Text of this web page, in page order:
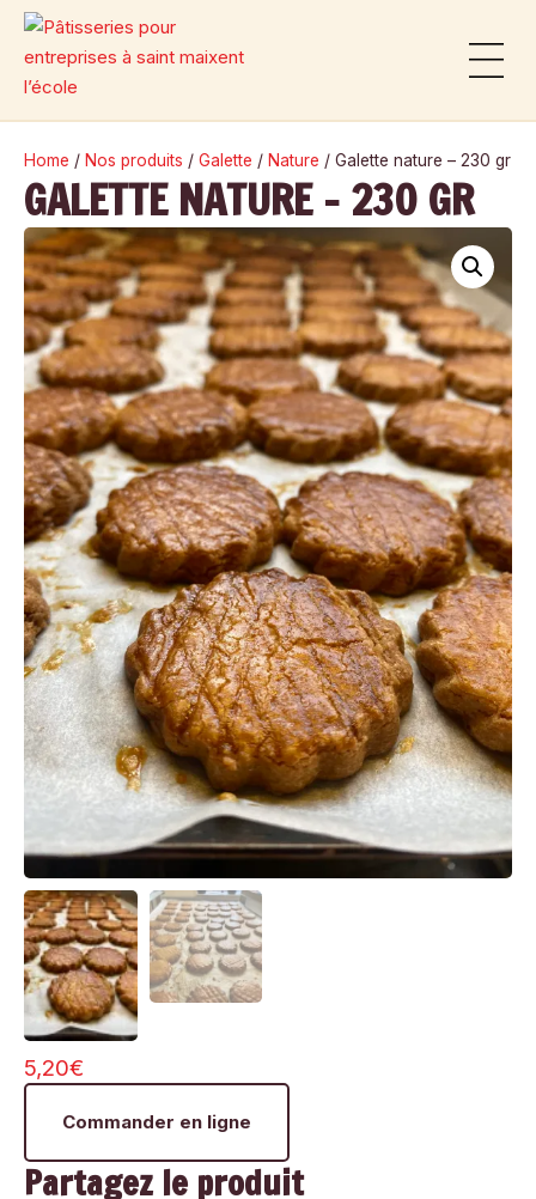
Home / Nos produits / Galette / Nature / Galette nature – 230 gr
GALETTE NATURE – 230 GR
5,20€
Commander en ligne
Partagez le produit
Panneau de gestion des cookies